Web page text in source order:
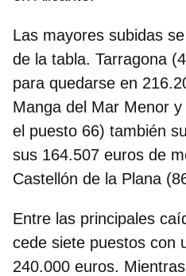
Las mayores subidas
de la tabla. Tarragona
para quedarse en
Manga del Mar Menor
el puesto 66) también
sus 164.507 euros de
Castellón de la Plana
Entre las principales
cede siete puestos con
240.000 euros.